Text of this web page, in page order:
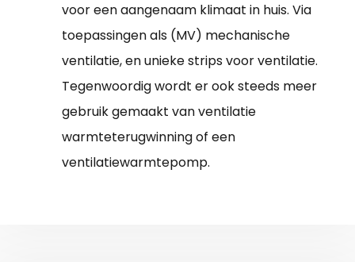
voor een aangenaam klimaat in huis. Via
toepassingen als (MV) mechanische
ventilatie, en unieke strips voor ventilatie.
Tegenwoordig wordt er ook steeds meer
gebruik gemaakt van ventilatie
warmteterugwinning of een
ventilatiewarmtepomp.